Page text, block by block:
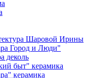
Шаровой Ирины
Город и Люди"
деколь
быт" керамика
керамика